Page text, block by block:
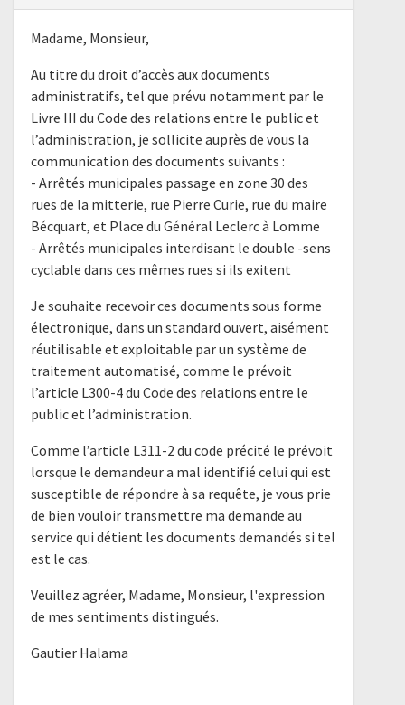
Madame, Monsieur,
Au titre du droit d’accès aux documents
administratifs, tel que prévu notamment par le
Livre III du Code des relations entre le public et
l’administration, je sollicite auprès de vous la
communication des documents suivants :
- Arrêtés municipales passage en zone 30 des
rues de la mitterie, rue Pierre Curie, rue du maire
Bécquart, et Place du Général Leclerc à Lomme
- Arrêtés municipales interdisant le double -sens
cyclable dans ces mêmes rues si ils exitent
Je souhaite recevoir ces documents sous forme
électronique, dans un standard ouvert, aisément
réutilisable et exploitable par un système de
traitement automatisé, comme le prévoit
l’article L300-4 du Code des relations entre le
public et l’administration.
Comme l’article L311-2 du code précité le prévoit
lorsque le demandeur a mal identifié celui qui est
susceptible de répondre à sa requête, je vous prie
de bien vouloir transmettre ma demande au
service qui détient les documents demandés si tel
est le cas.
Veuillez agréer, Madame, Monsieur, l'expression
de mes sentiments distingués.
Gautier Halama